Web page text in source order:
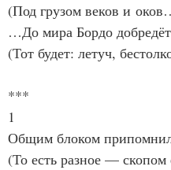
(Под грузом веков и
…До мира Бордо добредёт
(Тот будет: летуч,
***
1
Общим блоком
(То есть разное —